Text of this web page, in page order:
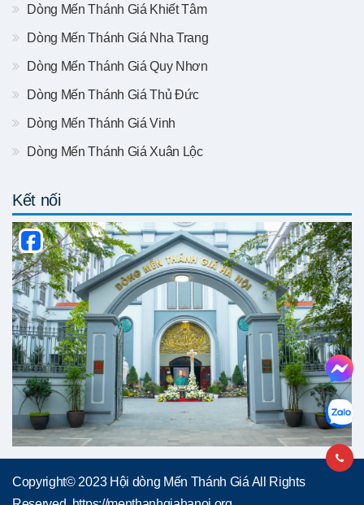
Dòng Mến Thánh Giá Khiết Tâm
Dòng Mến Thánh Giá Nha Trang
Dòng Mến Thánh Giá Quy Nhơn
Dòng Mến Thánh Giá Thủ Đức
Dòng Mến Thánh Giá Vinh
Dòng Mến Thánh Giá Xuân Lộc
Kết nối
Copyright© 2023 Hội dòng Mến Thánh Giá All Rights